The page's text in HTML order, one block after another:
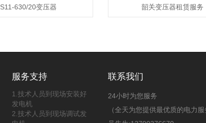
S11-630/20​​​​​​​变压器 韶关变压器租赁服务
服务支持
1.技术人员到现场安装好
发电机
2.技术人员到现场调试发
联系我们
24小时为您服务
（全天为您提供最优质的电力服